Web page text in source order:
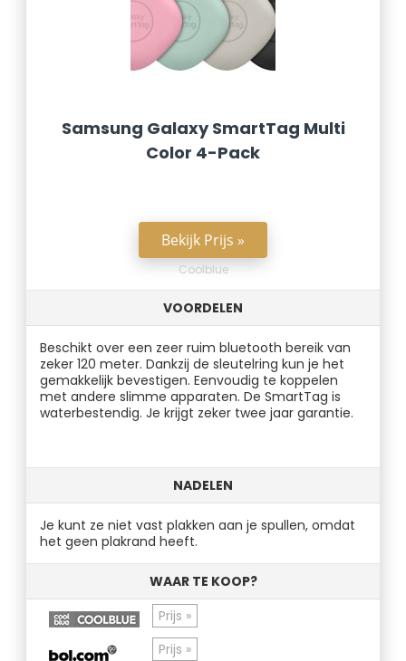
Samsung Galaxy SmartTag Multi
Color 4-Pack
Bekijk Prijs »
Coolblue
VOORDELEN
Beschikt over een zeer ruim bluetooth bereik van
zeker 120 meter. Dankzij de sleutelring kun je het
gemakkelijk bevestigen. Eenvoudig te koppelen
met andere slimme apparaten. De SmartTag is
waterbestendig. Je krijgt zeker twee jaar garantie.
NADELEN
Je kunt ze niet vast plakken aan je spullen, omdat
het geen plakrand heeft.
WAAR TE KOOP?
Prijs »
Prijs »